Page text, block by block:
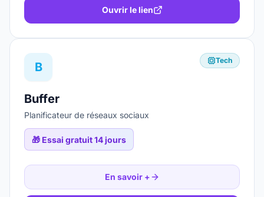
Ouvrir le lien
B Tech
Buffer
Planificateur de réseaux sociaux
🎁 Essai gratuit 14 jours
En savoir +